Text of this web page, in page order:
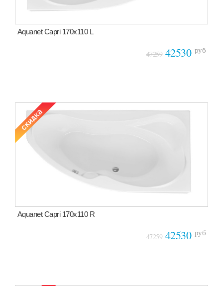
Aquanet Capri 170x110 L
47259 42530 руб
Aquanet Capri 170x110 R
47259 42530 руб